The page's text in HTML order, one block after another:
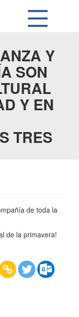
Y
SON
Y EN
TRES
de toda la
de la primavera!